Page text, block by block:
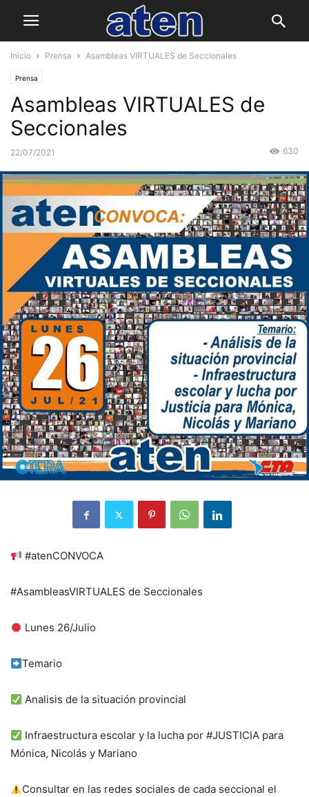
Inicio Prensa Asambleas VIRTUALES de Seccionales
Prensa
Asambleas VIRTUALES de
Seccionales
22/07/2021 630
#atenCONVOCA
#AsambleasVIRTUALES de Seccionales
Lunes 26/Julio
Temario
Analisis de la situación provincial
Infraestructura escolar y la lucha por #JUSTICIA para
Mónica, Nicolás y Mariano
Consultar en las redes sociales de cada seccional el